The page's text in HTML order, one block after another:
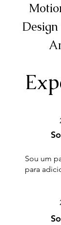
Sou um
para